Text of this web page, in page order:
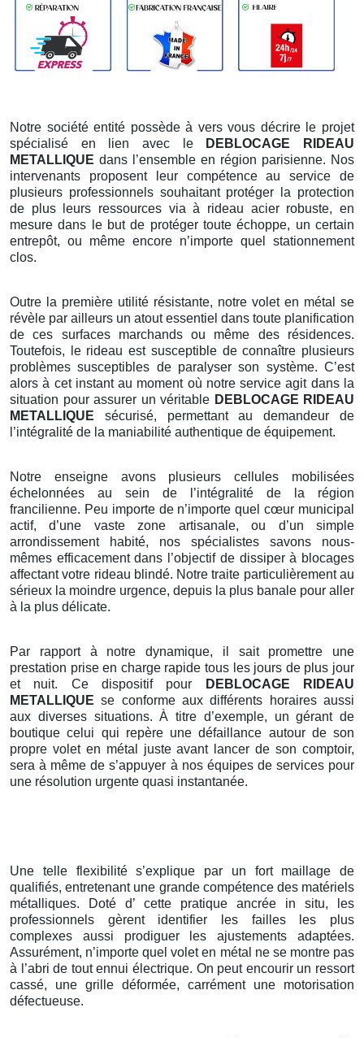
Notre société entité possède à vers vous décrire le projet
spécialisé en lien avec le
DEBLOCAGE RIDEAU
METALLIQUE dans l’ensemble en région parisienne. Nos
intervenants proposent leur compétence au service de
plusieurs professionnels souhaitant protéger la protection
de plus leurs ressources via à rideau acier robuste, en
mesure dans le but de protéger toute échoppe, un certain
entrepôt, ou même encore n’importe quel stationnement
clos.
Outre la première utilité résistante, notre volet en métal se
révèle par ailleurs un atout essentiel dans toute planification
de ces surfaces marchands ou même des résidences.
Toutefois, le rideau est susceptible de connaître plusieurs
problèmes susceptibles de paralyser son système. C’est
alors à cet instant au moment où notre service agit dans la
situation pour assurer un véritable DEBLOCAGE RIDEAU
METALLIQUE sécurisé, permettant au demandeur de
l’intégralité de la maniabilité authentique de équipement.
Notre enseigne avons plusieurs cellules mobilisées
échelonnées au sein de l’intégralité de la région
francilienne. Peu importe de n’importe quel cœur municipal
actif, d’une vaste zone artisanale, ou d’un simple
arrondissement habité, nos spécialistes savons nous-
mêmes efficacement dans l’objectif de dissiper à blocages
affectant votre rideau blindé. Notre traite particulièrement au
sérieux la moindre urgence, depuis la plus banale pour aller
à la plus délicate.
Par rapport à notre dynamique, il sait promettre une
prestation prise en charge rapide tous les jours de plus jour
et nuit. Ce dispositif pour
DEBLOCAGE RIDEAU
METALLIQUE se conforme aux différents horaires aussi
aux diverses situations. À titre d’exemple, un gérant de
boutique celui qui repère une défaillance autour de son
propre volet en métal juste avant lancer de son comptoir,
sera à même de s’appuyer à nos équipes de services pour
une résolution urgente quasi instantanée.
Une telle flexibilité s’explique par un fort maillage de
qualifiés, entretenant une grande compétence des matériels
métalliques. Doté d’ cette pratique ancrée in situ, les
professionnels gèrent identifier les failles les plus
complexes aussi prodiguer les ajustements adaptées.
Assurément, n’importe quel volet en métal ne se montre pas
à l’abri de tout ennui électrique. On peut encourir un ressort
cassé, une grille déformée, carrément une motorisation
défectueuse.